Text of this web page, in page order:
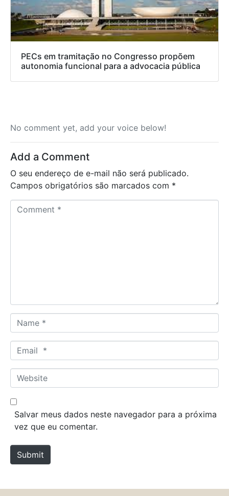
PECs em tramitação no Congresso propõem
autonomia funcional para a advocacia pública
No comment yet, add your voice below!
Add a Comment
O seu endereço de e-mail não será publicado.
Campos obrigatórios são marcados com *
a
m
*
m
a
*
W
e
b
e
Salvar meus dados neste navegador para a próxima
vez que eu comentar.
Submit